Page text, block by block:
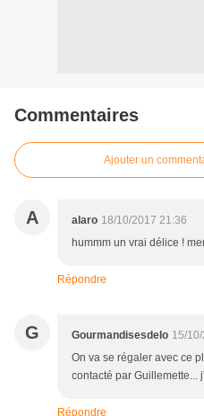
Commentaires
Ajouter un
A alaro 18/10/2017 21:36
hummm un vrai délice !
Répondre
G Gourmandisesdelo 15/
On va se régaler avec ce
contacté par Guillemette...
Répondre